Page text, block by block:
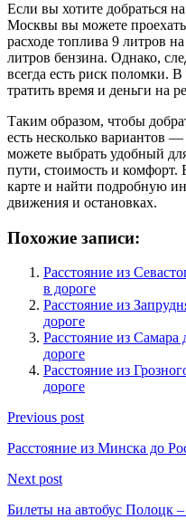
Если вы хотите добраться
Москвы вы можете
расходе топлива 9 литров
литров бензина. Однако,
всегда есть риск поломки.
тратить время и деньги на
Таким образом, чтобы
есть несколько вариантов
можете выбрать удобный
пути, стоимость и
карте и найти подробную
движения и остановках.
Похожие записи:
Расстояние из
в дороге
Расстояние из
дороге
Расстояние из
дороге
Расстояние из
дороге
Previous post
Расстояние из Минска до
Next post
Билеты на автобус Полоцк